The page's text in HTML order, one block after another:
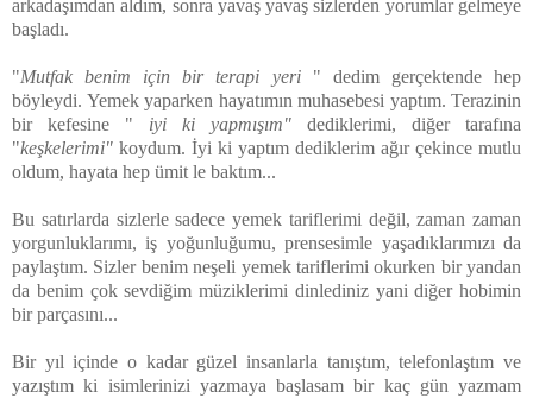
arkadaşımdan aldım, sonra yavaş yavaş sizlerden yorumlar gelmeye
başladı.
"Mutfak benim için bir terapi yeri" dedim gerçektende hep
böyleydi. Yemek yaparken hayatımın muhasebesi yaptım. Terazinin
bir kefesine " iyi ki yapmışım" dediklerimi, diğer tarafına
"keşkelerimi" koydum. İyi ki yaptım dediklerim ağır çekince mutlu
oldum, hayata hep ümit le baktım...
Bu satırlarda sizlerle sadece yemek tariflerimi değil, zaman zaman
yorgunluklarımı, iş yoğunluğumu, prensesimle yaşadıklarımızı da
paylaştım. Sizler benim neşeli yemek tariflerimi okurken bir yandan
da benim çok sevdiğim müziklerimi dinlediniz yani diğer hobimin
bir parçasını...
Bir yıl içinde o kadar güzel insanlarla tanıştım, telefonlaştım ve
yazıştım ki isimlerinizi yazmaya başlasam bir kaç gün yazmam